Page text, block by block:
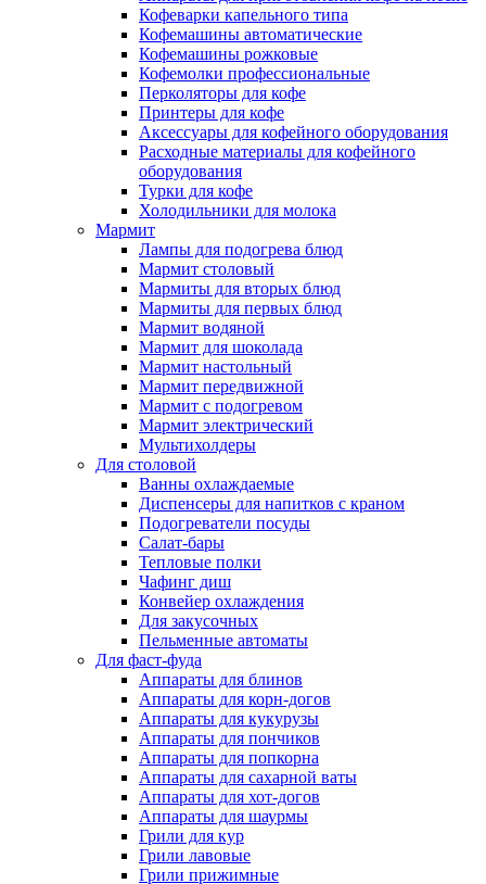
Кофеварки капельного типа
Кофемашины автоматические
Кофемашины рожковые
Кофемолки профессиональные
Перколяторы для кофе
Принтеры для кофе
Аксессуары для кофейного оборудования
Расходные материалы для кофейного
оборудования
Турки для кофе
Холодильники для молока
Мармит
Лампы для подогрева блюд
Мармит столовый
Мармиты для вторых блюд
Мармиты для первых блюд
Мармит водяной
Мармит для шоколада
Мармит настольный
Мармит передвижной
Мармит с подогревом
Мармит электрический
Мультихолдеры
Для столовой
Ванны охлаждаемые
Диспенсеры для напитков с краном
Подогреватели посуды
Салат-бары
Тепловые полки
Чафинг диш
Конвейер охлаждения
Для закусочных
Пельменные автоматы
Для фаст-фуда
Аппараты для блинов
Аппараты для корн-догов
Аппараты для кукурузы
Аппараты для пончиков
Аппараты для попкорна
Аппараты для сахарной ваты
Аппараты для хот-догов
Аппараты для шаурмы
Грили для кур
Грили лавовые
Грили прижимные